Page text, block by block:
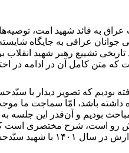
به قائد شهید امت،
جوانان عراقی به جایگاه
تشییع رهبر شهید انقلاب
برای ضبط خاطراتش رفته بودیم که تصویر
باشد، امّا سماجت ما
بودیم و آن‌قدر این جلسه به
شد. آنچه پیش رو است، شرح